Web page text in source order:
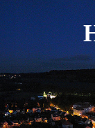
Skip
to
content